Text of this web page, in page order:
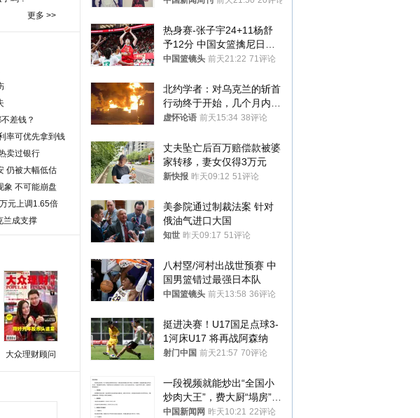
更多 >>
差钱？
率可优先拿到钱
卖过银行
仍被大幅低估
象 不可能崩盘
元上调1.65倍
兰成支撑
大众理财顾问
热身赛-张子宇24+11杨舒
予12分 中国女篮擒尼日利
亚
中国篮镜头 前天21:22 71评论
北约学者：对乌克兰的斩首
行动终于开始，几个月内乌
将投降
虚怀论语 前天15:34 38评论
丈夫坠亡后百万赔偿款被婆
家转移，妻女仅得3万元
新快报 昨天09:12 51评论
美参院通过制裁法案 针对
俄油气进口大国
知世 昨天09:17 51评论
八村塁/河村出战世预赛 中
国男篮错过最强日本队
中国篮镜头 前天13:58 36评论
挺进决赛！U17国足点球3-
1河床U17 将再战阿森纳
射门中国 前天21:57 70评论
一段视频就能炒出“全国小
炒肉大王”，费大厨“塌房”了
吗？
中国新闻网 昨天10:21 22评论